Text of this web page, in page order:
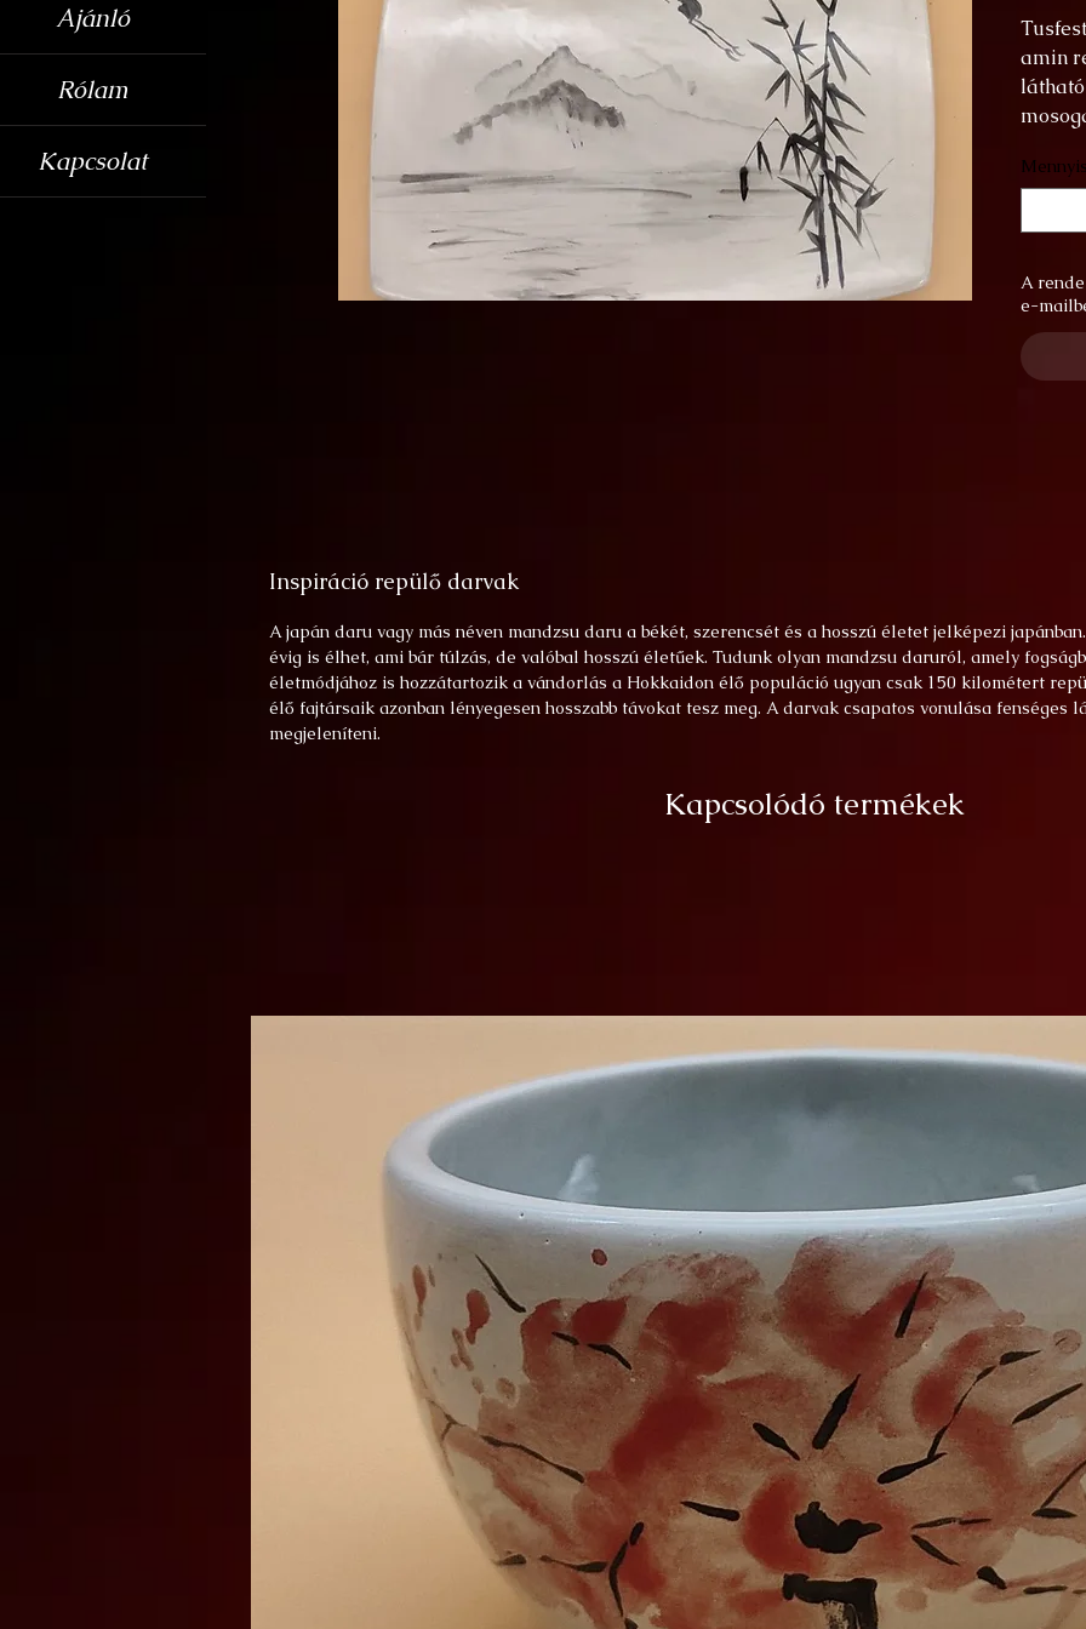
amin
A
e-
Inspiráció repülő darvak
A japán daru vagy más néven mandzsu daru a békét, szerencsét és a hosszú életet jelképezi
évig is élhet, ami bár túlzás, de valóbal hosszú életűek. Tudunk olyan mandzsu daruról, amely
életmódjához is hozzátartozik a vándorlás a Hokkaidon élő populáció ugyan csak 150 kilométert
élő fajtársaik azonban lényegesen hosszabb távokat tesz meg. A darvak csapatos vonulása fenséges
megjeleníteni.
Kapcsolódó termékek
Ajánló
Rólam
Kapcsolat